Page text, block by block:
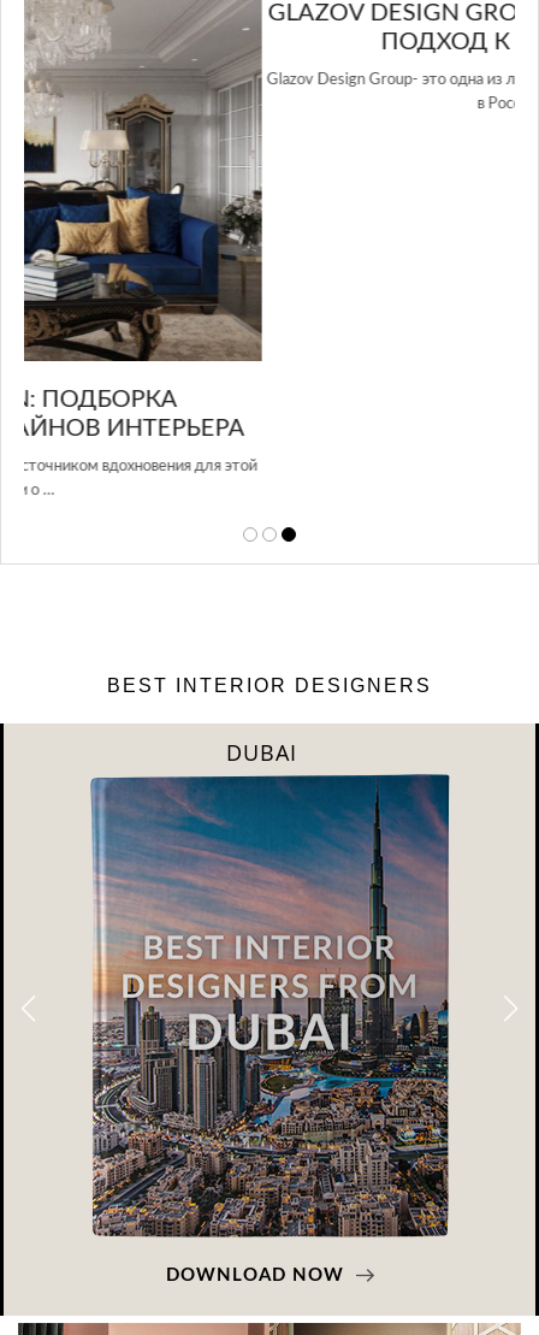
GLAZOV DESIGN GROUP – УНИКАЛЬНЫЙ
ПОДХОД К ДИЗАЙНУ
Glazov Design Group- это одна из лучших студий дизайна интерьера
BEST INTERIOR DESIGNERS
DUBAI
DOWNLOAD NOW